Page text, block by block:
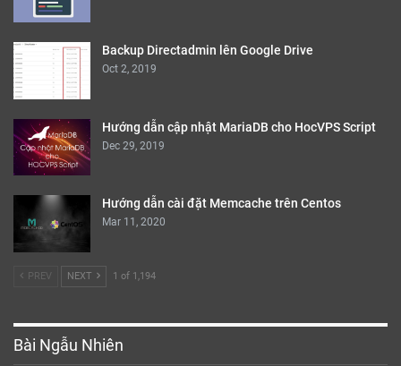
Backup Directadmin lên Google Drive
Oct 2, 2019
Hướng dẫn cập nhật MariaDB cho HocVPS Script
Dec 29, 2019
Hướng dẫn cài đặt Memcache trên Centos
Mar 11, 2020
PREV NEXT 1 of 1,194
Bài Ngẫu Nhiên